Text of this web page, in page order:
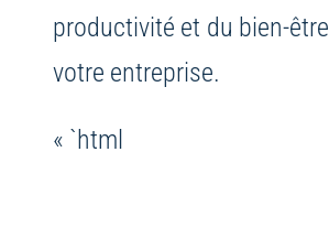
productivité et du bien-
votre entreprise.
« `html